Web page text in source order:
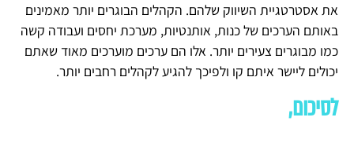
את אסטרטגיית השיווק שלהם. הקהלים הבוגרים יותר מאמינים
באותם הערכים של כנות, אותנטיות, מערכת יחסים ועבודה קשה
כמו מבוגרים צעירים יותר. אלו הם ערכים מוערכים מאוד שאתם
יכולים ליישר איתם קו ולפיכך להגיע לקהלים רחבים יותר.
לסיכום,